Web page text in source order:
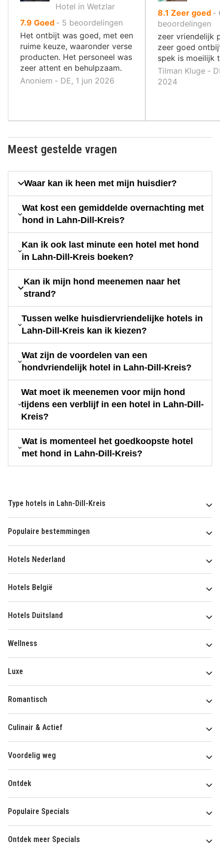
Hotel in Wetzlar
7.9 uit
10
,
Goed ‐ 5 beoordelingen
Het ontbijt was goed, met een
ruime keuze, waaronder verse
producten. Het personeel was
zeer attent en behulpzaam.
Anoniem ‐ DE, 1 jun 2026
8.1 uit
10
,
Zeer goed ‐
beoordelingen
zeer vriendelijk
zeer goed
spek is moeilijk
Tilman Kluge ‐
2024
Meest gestelde vragen
Waar kan ik heen met mijn huisdier?
Wat kost een gemiddelde overnachting met
hond in Lahn-Dill-Kreis?
Kan ik ook last minute een hotel met hond
in Lahn-Dill-Kreis boeken?
Kan ik mijn hond meenemen naar het
strand?
Tussen welke huisdiervriendelijke hotels in
Lahn-Dill-Kreis kan ik kiezen?
Wat zijn de voordelen van een
hondvriendelijk hotel in Lahn-Dill-Kreis?
Wat moet ik meenemen voor mijn hond
tijdens een verblijf in een hotel in Lahn-Dill-
Kreis?
Wat is momenteel het goedkoopste hotel
met hond in Lahn-Dill-Kreis?
Type hotels in Lahn-Dill-Kreis
Populaire bestemmingen
Hotels Nederland
Hotels België
Hotels Duitsland
Wellness
Luxe
Romantisch
Culinair & Actief
Voordelig weg
Ontdek
Populaire Specials
Ontdek meer Specials